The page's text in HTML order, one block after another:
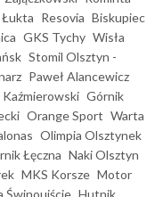
Łukta Resovia Biskupiec
GKS Tychy Wisła
Stomil Olsztyn -
Paweł Alancewicz
Kaźmierowski Górnik
Orange Sport Warta
Olimpia Olsztynek
Łęczna Naki Olsztyn
MKS Korsze Motor
Świnoujście Hutnik